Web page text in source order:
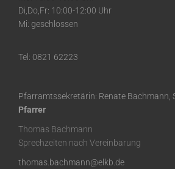
Di,Do,Fr: 10:00-12:00 Uhr
Mi: geschlossen
Tel: 0821 62223
Pfarramtssekretärin: Renate Bachmann,
Pfarrer
Thomas Bachmann
Sprechzeiten nach Vereinbarung
thomas.bachmann@elkb.de